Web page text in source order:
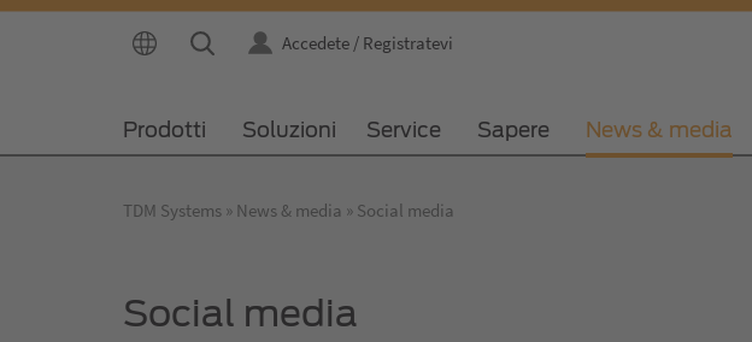
Accedete / Registratevi
Prodotti Soluzioni Service Sapere News & media
TDM Systems News & media Social media
Social media